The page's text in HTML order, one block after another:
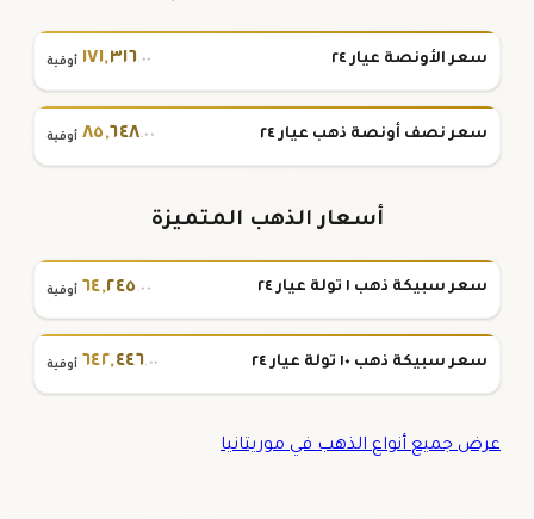
سعر الأونصة عيار ٢٤ ١٧١,٣١٦.٠٠ أوقية
سعر نصف أونصة ذهب عيار ٢٤ ٨٥,٦٤٨.٠٠ أوقية
أسعار الذهب المتميزة
سعر سبيكة ذهب ١ تولة عيار ٢٤ ٦٤,٢٤٥ .٠٠ أوقية
سعر سبيكة ذهب ١٠ تولة عيار ٢٤ ٦٤٢,٤٤٦.٠٠ أوقية
عرض جميع أنواع الذهب في موريتانيا